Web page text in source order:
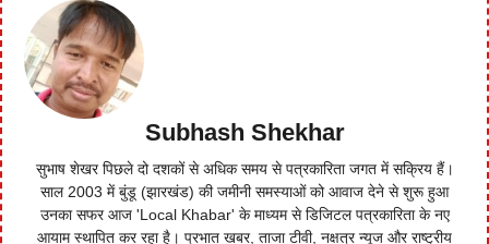
Subhash Shekhar
सुभाष शेखर पिछले दो दशकों से अधिक समय से पत्रकारिता जगत में सक्रिय हैं।
साल 2003 में बुंडू (झारखंड) की जमीनी समस्याओं को आवाज देने से शुरू हुआ
उनका सफर आज 'Local Khabar' के माध्यम से डिजिटल पत्रकारिता के नए
आयाम स्थापित कर रहा है। प्रभात खबर, ताजा टीवी, नक्षत्र न्यूज और राष्ट्रीय